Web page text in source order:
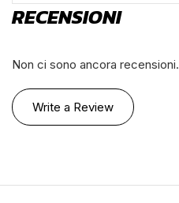
RECENSIONI
Non ci sono ancora recensioni.
Write a Review